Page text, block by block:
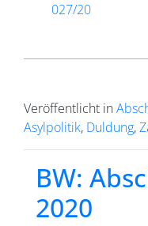
027/20
Veröffentlicht in
Asylpolitik, Duldung,
BW:
2020